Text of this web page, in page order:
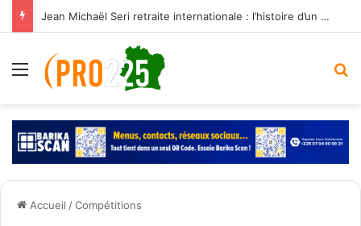
Jean Michaël Seri retraite internationale : l’histoire d’un maestro qui a marqué les Éléphants
Menu
Accueil /Compétitions